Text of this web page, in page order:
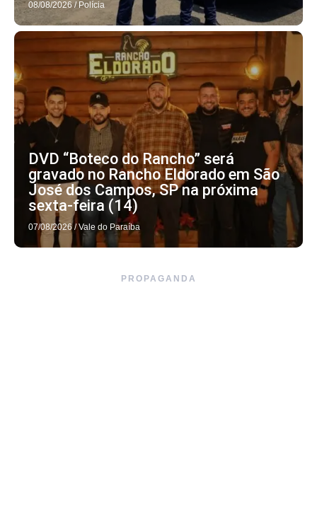
08/08/2026 / Polícia
DVD “Boteco do Rancho” será
gravado no Rancho Eldorado em São
José dos Campos, SP na próxima
sexta-feira (14)
07/08/2026 / Vale do Paraíba
PROPAGANDA